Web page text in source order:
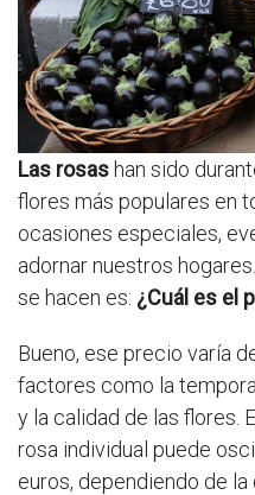
Las rosas han sido
flores más populares en
ocasiones especiales,
adornar nuestros
se hacen es: ¿Cuál es el
Bueno, ese precio varía
factores como la
y la calidad de las flores.
rosa individual puede
euros, dependiendo de